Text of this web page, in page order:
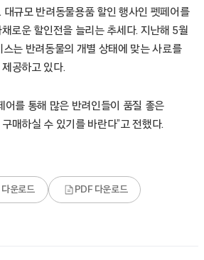
대규모 반려동물용품 할인 행사인 펫페어를
로운 할인전을 늘리는 추세다. 지난해 5월
스는 반려동물의 개별 상태에 맞는 사료를
공하고 있다.
어를 통해 많은 반려인들이 품질 좋은
매하실 수 있기를 바란다”고 전했다.
다운로드 PDF 다운로드